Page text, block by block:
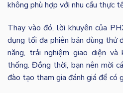
không phù hợp với nhu cầu thực
Thay vào đó, lời khuyên của
dụng tối đa phiên bản dùng thử
năng, trải nghiệm giao diện
thống. Đồng thời, bạn nên mời
đào tạo tham gia đánh giá để có